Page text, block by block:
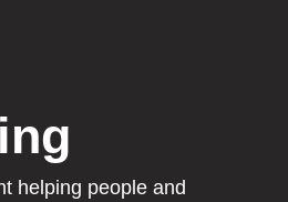
helping people and